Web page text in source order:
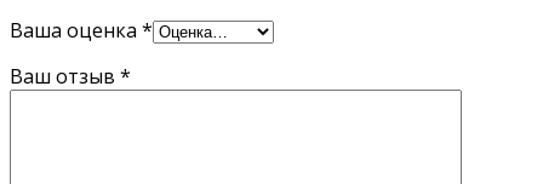
Ваша оценка *
Ваш отзыв *